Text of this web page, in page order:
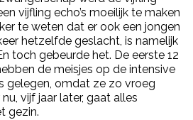
vijfling echo’s moeilijk te maken
te weten dat er ook een jongen
hetzelfde geslacht, is namelijk
toch gebeurde het. De eerste 12
de meisjes op de intensive
gelegen, omdat ze zo vroeg
vijf jaar later, gaat alles
gezin.